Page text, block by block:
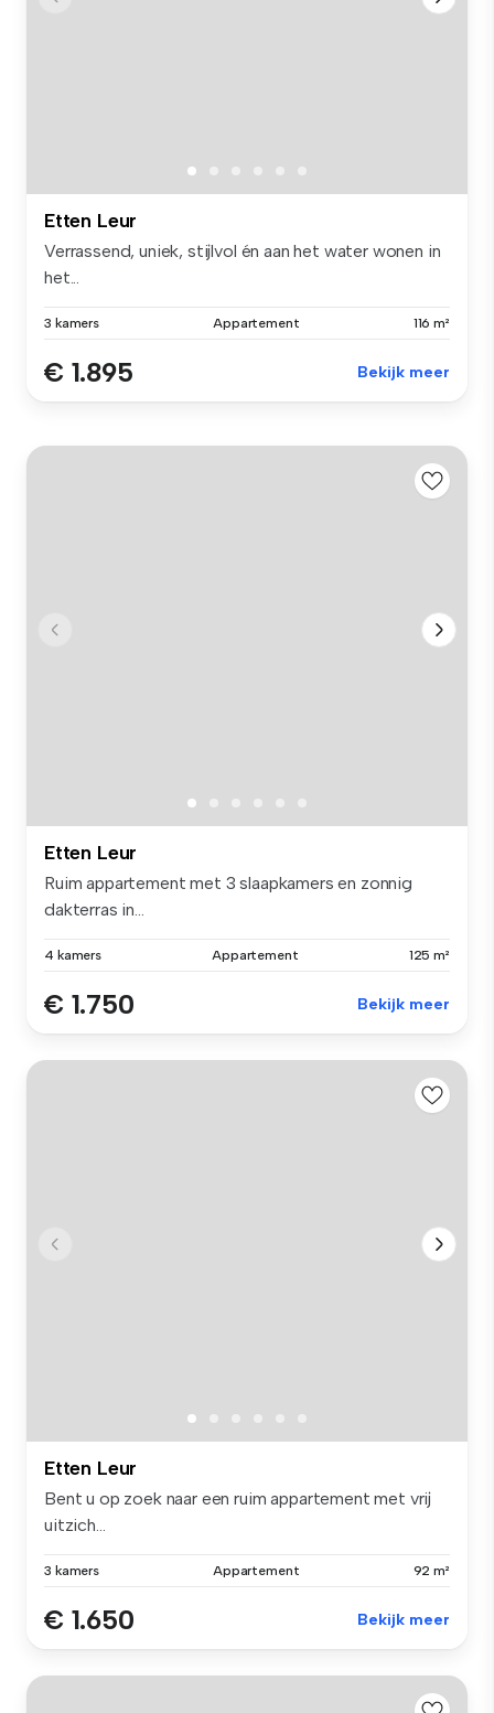
Etten Leur
Verrassend, uniek, stijlvol én aan het water wonen in
het...
3 kamers Appartement 116 m²
€ 1.895 Bekijk meer
Etten Leur
Ruim appartement met 3 slaapkamers en zonnig
dakterras in...
4 kamers Appartement 125 m²
€ 1.750 Bekijk meer
Etten Leur
Bent u op zoek naar een ruim appartement met vrij
uitzich...
3 kamers Appartement 92 m²
€ 1.650 Bekijk meer